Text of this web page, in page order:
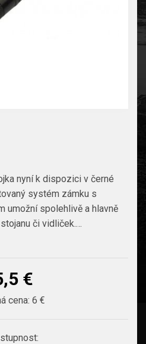
nyní k dispozici v černé
systém zámku s
umožní spolehlivě a hlavně
či vidliček.…
€
cena: 6 €